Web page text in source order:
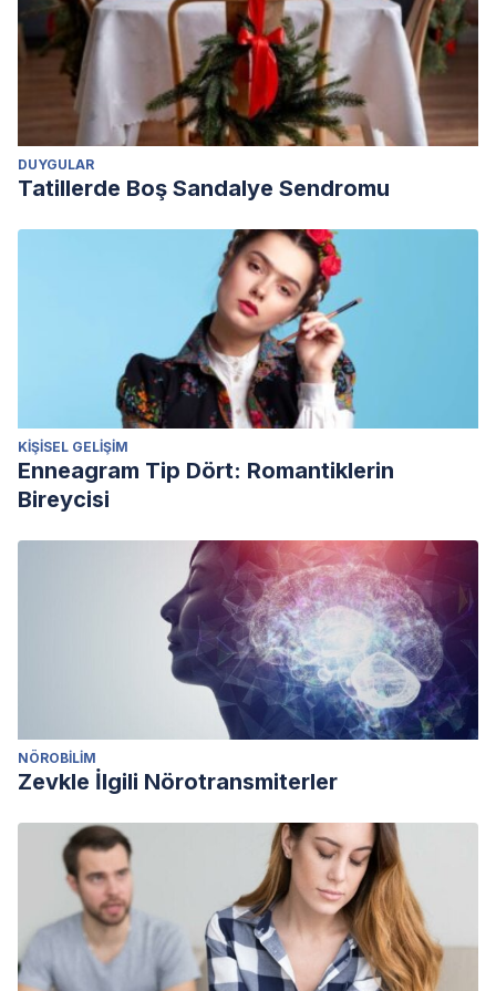
DUYGULAR
Tatillerde Boş Sandalye Sendromu
KIŞISEL GELIŞIM
Enneagram Tip Dört: Romantiklerin
Bireycisi
NÖROBILIM
Zevkle İlgili Nörotransmiterler